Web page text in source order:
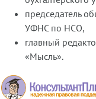
председатель
УФНС по НСО,
главный
«Мысль».